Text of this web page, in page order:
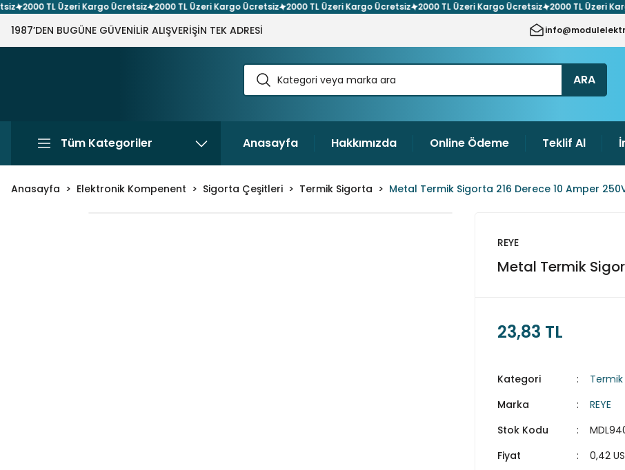
2000 TL Üzeri Kargo Ücretsiz 2000 TL Üzeri Kargo Ücretsiz 2000 TL Üzeri Kargo Ücretsiz 2000 TL Üzeri Kargo Ücretsiz 2000 TL Üzeri Kargo
1987’DEN BUGÜNE GÜVENİLİR ALIŞVERİŞİN TEK ADRESİ
ARA
Tüm Kategoriler Anasayfa Hakkımızda Online Ödeme Teklif Al
Anasayfa Elektronik Kompenent Sigorta Çeşitleri Termik Sigorta Metal Termik Sigorta 216 Derece 10 Amper
REYE
Metal Termik
23,83 TL
Kategori
Marka
REYE
Stok Kodu
Fiyat
0,42